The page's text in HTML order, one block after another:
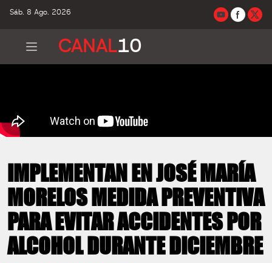
Sáb. 8 Ago. 2026
CANAL10
IMPLEMENTAN EN JOSÉ MARÍA
MORELOS MEDIDA PREVENTIVA
PARA EVITAR ACCIDENTES POR
ALCOHOL DURANTE DICIEMBRE